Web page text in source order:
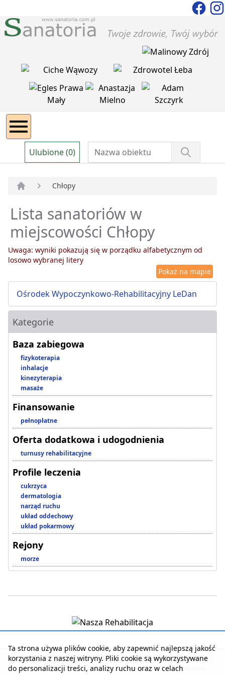
Ulubione (0)
Chłopy
Lista sanatoriów w
miejscowości Chłopy
Uwaga: wyniki pokazują się w porządku alfabetycznym od
losowo wybranej litery
Pokaż na mapie
Ośrodek Wypoczynkowo-Rehabilitacyjny LeDan
Kategorie
Baza zabiegowa
fizykoterapia
inhalacje
kinezyterapia
masaże
Finansowanie
pełnopłatne
Oferta dodatkowa i udogodnienia
turnusy rehabilitacyjne
Profile leczenia
cukrzyca
dermatologia
narząd ruchu
układ oddechowy
układ pokarmowy
Rejony
morze
Strona główna | Kontakt z serwisem | Reklama w serwisie
Regulamin serwisu | Polityka prywatności | Logowanie
Ta strona używa plików cookie, aby zapewnić najlepszą jakość
korzystania z naszej witryny. Pliki cookie są wykorzystywane
do personalizacji treści, analizy ruchu oraz w celach